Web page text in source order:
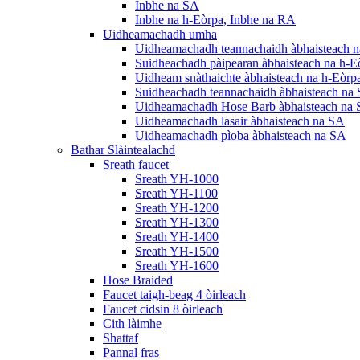
Inbhe na SA
Inbhe na h-Eòrpa, Inbhe na RA
Uidheamachadh umha
Uidheamachadh teannachaidh àbhaisteach
Suidheachadh pàipearan àbhaisteach na h-
Uidheam snàthaichte àbhaisteach na h-
Suidheachadh teannachaidh àbhaisteach na
Uidheamachadh Hose Barb àbhaisteach na
Uidheamachadh lasair àbhaisteach na SA
Uidheamachadh pìoba àbhaisteach na SA
Bathar Slàintealachd
Sreath faucet
Sreath YH-1000
Sreath YH-1100
Sreath YH-1200
Sreath YH-1300
Sreath YH-1400
Sreath YH-1500
Sreath YH-1600
Hose Braided
Faucet taigh-beag 4 òirleach
Faucet cidsin 8 òirleach
Cith làimhe
Shattaf
Pannal fras